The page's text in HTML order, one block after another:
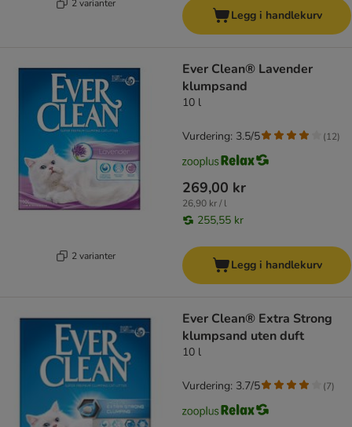
2 varianter
Legg i handlekurv
2 varianter
Ever Clean® Lavender
klumpsand
10 l
269,00 kr
26,90 kr / l
255,55 kr
Vurdering: 3.5/5 (12)
Legg i handlekurv
Ever Clean® Extra Strong
klumpsand uten duft
10 l
Vurdering: 3.7/5 (7)